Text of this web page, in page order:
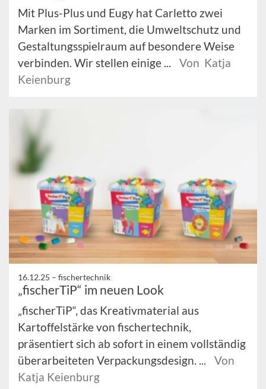
Mit Plus-Plus und Eugy hat Carletto zwei
Marken im Sortiment, die Umweltschutz und
Gestaltungsspielraum auf besondere Weise
verbinden. Wir stellen einige ...
Von Katja
Keienburg
16.12.25 – fischertechnik
„fischerTiP“ im neuen Look
„fischerTiP“, das Kreativmaterial aus
Kartoffelstärke von fischertechnik,
präsentiert sich ab sofort in einem vollständig
überarbeiteten Verpackungsdesign. ...
Von
Katja Keienburg